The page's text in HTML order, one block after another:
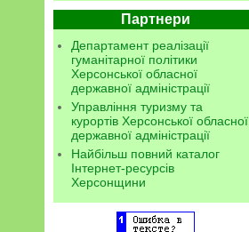
Партнери
Департамент реалізації
гуманітарної політики
Херсонської обласної
державної адміністрації
Управління туризму та
курортів Херсонської обласної
державної адміністрації
Найбільш повний каталог
Інтернет-ресурсів
Херсонщини